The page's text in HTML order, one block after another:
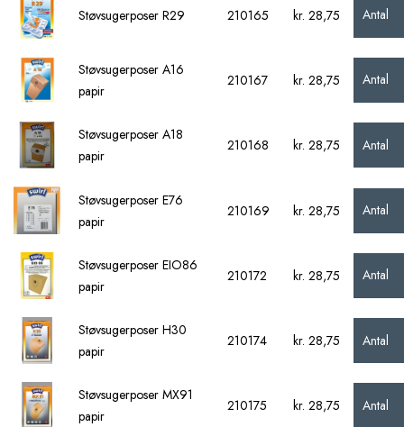
Støvsugerposer R29 210165 kr. 28,75 Antal
Støvsugerposer A16
papir
210167 kr. 28,75 Antal
Støvsugerposer A18
papir
210168 kr. 28,75 Antal
Støvsugerposer E76
papir
210169 kr. 28,75 Antal
Støvsugerposer EIO86
papir
210172 kr. 28,75 Antal
Støvsugerposer H30
papir
210174 kr. 28,75 Antal
Støvsugerposer MX91
papir
210175 kr. 28,75 Antal